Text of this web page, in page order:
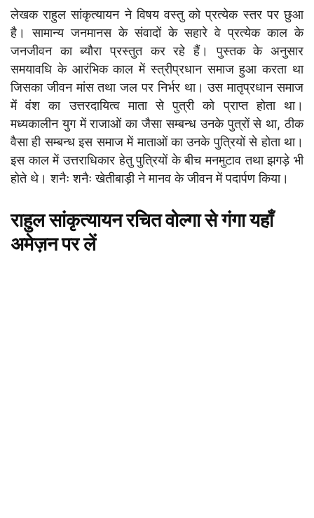
लेखक राहुल सांकृत्यायन ने विषय वस्तु को प्रत्येक स्तर पर छुआ
है। सामान्य जनमानस के संवादों के सहारे वे प्रत्येक काल के
जनजीवन का ब्यौरा प्रस्तुत कर रहे हैं। पुस्तक के अनुसार
समयावधि के आरंभिक काल में स्त्रीप्रधान समाज हुआ करता था
जिसका जीवन मांस तथा जल पर निर्भर था। उस मातृप्रधान समाज
में वंश का उत्तरदायित्व माता से पुत्री को प्राप्त होता था।
मध्यकालीन युग में राजाओं का जैसा सम्बन्ध उनके पुत्रों से था, ठीक
वैसा ही सम्बन्ध इस समाज में माताओं का उनके पुत्रियों से होता था।
इस काल में उत्तराधिकार हेतु पुत्रियों के बीच मनमुटाव तथा झगड़े भी
होते थे। शनैः शनैः खेतीबाड़ी ने मानव के जीवन में पदार्पण किया।
राहुल सांकृत्यायन रचित वोल्गा से गंगा यहाँ
अमेज़नपर लें